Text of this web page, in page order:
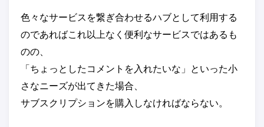
色々なサービスを繋ぎ合わせるハブとして利用する
のであればこれ以上なく便利なサービスではあるも
のの、
「ちょっとしたコメントを入れたいな」といった小
さなニーズが出てきた場合、
サブスクリプションを購入しなければならない。